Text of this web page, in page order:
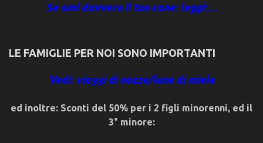
Se ami davvero il tuo cane: leggi:…
LE FAMIGLIE PER NOI SONO IMPORTANTI
Vedi: viaggi di nozze/lune di miele
ed inoltre: Sconti del 50% per i 2 figli minorenni, ed il
3° minore: